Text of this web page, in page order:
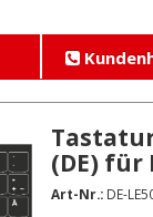
(DE) für
Art-Nr.: DE-